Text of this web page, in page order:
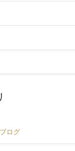
ログ